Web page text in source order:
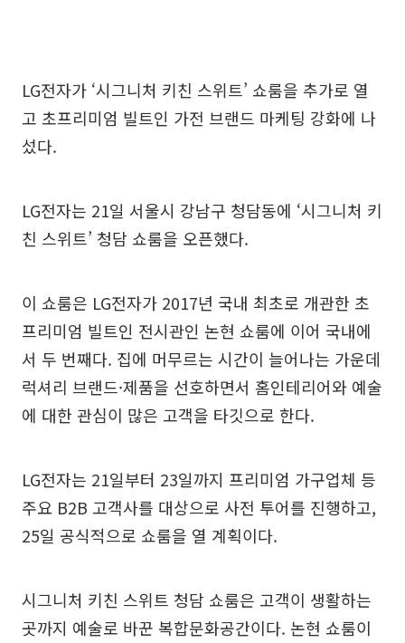
LG전자가 ‘시그니처 키친 스위트’ 쇼룸을 추가로 열
고 초프리미엄 빌트인 가전 브랜드 마케팅 강화에 나
섰다.
LG전자는 21일 서울시 강남구 청담동에 ‘시그니처 키
친 스위트’ 청담 쇼룸을 오픈했다.
이 쇼룸은 LG전자가 2017년 국내 최초로 개관한 초
프리미엄 빌트인 전시관인 논현 쇼룸에 이어 국내에
서 두 번째다. 집에 머무르는 시간이 늘어나는 가운데
럭셔리 브랜드·제품을 선호하면서 홈인테리어와 예술
에 대한 관심이 많은 고객을 타깃으로 한다.
LG전자는 21일부터 23일까지 프리미엄 가구업체 등
주요 B2B 고객사를 대상으로 사전 투어를 진행하고,
25일 공식적으로 쇼룸을 열 계획이다.
시그니처 키친 스위트 청담 쇼룸은 고객이 생활하는
곳까지 예술로 바꾼 복합문화공간이다. 논현 쇼룸이